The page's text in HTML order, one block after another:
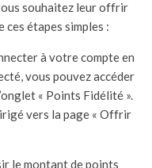
souhaitez leur offrir
étapes simples :
à votre compte en
vous pouvez accéder
« Points Fidélité ».
vers la page « Offrir
le montant de points